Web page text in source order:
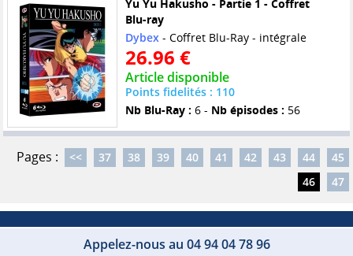
Yu Yu Hakusho - Partie 1 - Coffret
Blu-ray
Dybex- Coffret Blu-Ray - intégrale
26.96 €
Article disponible
Points fidelités : 110
Nb Blu-Ray : 6 - Nb épisodes : 56
Pages : << 37 38 39 40 41 42 43 44
45
46
47
Appelez-nous au 04 94 04 78 96